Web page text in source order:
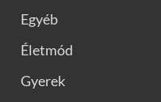
Egyéb
Életmód
Gyerek